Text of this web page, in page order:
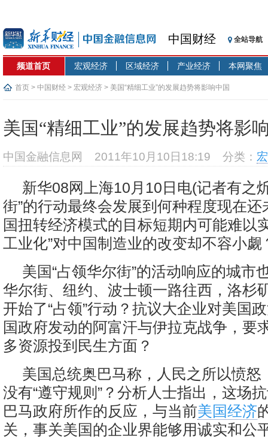
中国财经 全站导航
频道首页 宏观经济 区域经济 产业经济 本网聚焦
首页 > 中国财经 > 宏观经济 > 美国“精细工业”的发展趋势将影响中国
美国“精细工业”的发展趋势将影
中国金融信息网 2011年10月10日18:19 分类：
新华08网上海10月10日电(记者有之
街”的行动最终会发展到何种程度现在
国扭转经济模式的目标短期内可能难以
工业化”对中国制造业的改变却不容小觑
美国“占领华尔街”的活动响应的城市
华尔街、纽约、波士顿一路往西，洛杉
开始了“占领”行动？抗议大企业对美国
国政府发动的阿富汗与伊拉克战争，要
多资源投到民生方面？
美国总统奥巴马称，人民之所以愤怒
没有“遵守规则”？分析人士指出，这场
巴马政府所作的反应，与当前美国经济
关，事关美国的企业界能够用诚实和公